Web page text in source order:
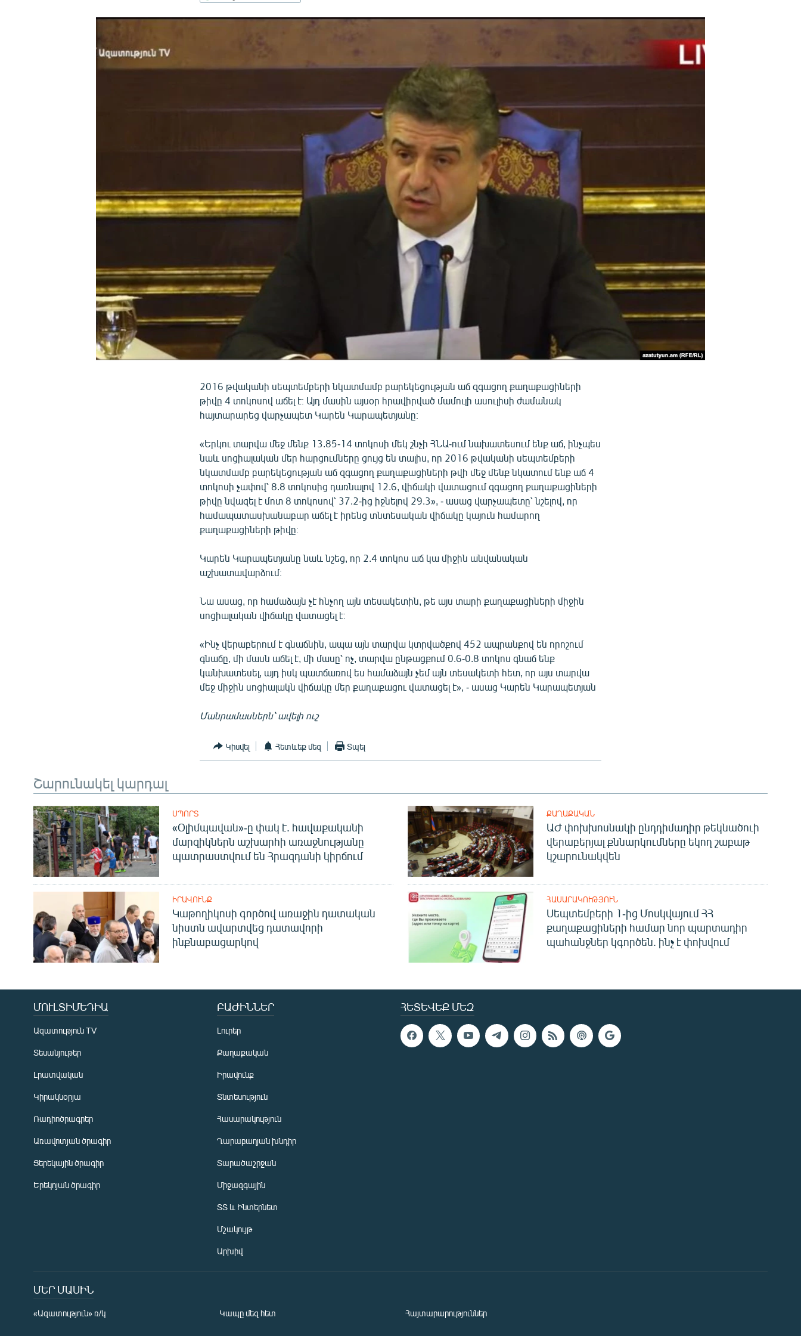
ՄԵԿՆԱԲԱՆՈՒԹՅՈՒՆ
ՁԳՏԵԼՈՎ ԼԱՎԱԳՈՒՅՆԻՆ
2016 թվականի սեպտեմբերի նկատմամբ բարեկեցության աճ զգացող քաղաքացիների
թիվը 4 տոկոսով աճել է։ Այդ մասին այսօր հրավիրված մամուլի ասուլիսի ժամանակ
հայտարարեց վարչապետ Կարեն Կարապետյանը։
«Երկու տարվա մեջ մենք 13.85-14 տոկոսի մեկ շնչի ՀՆԱ-ում նախատեսում ենք աճ, ինչպես
նաև սոցիալական մեր հարցումները ցույց են տալիս, որ 2016 թվականի սեպտեմբերի
նկատմամբ բարեկեցության աճ զգացող քաղաքացիների թվի մեջ մենք նկատում ենք աճ 4
տոկոսի չափով՝ 8.8 տոկոսից դառնալով 12.6, վիճակի վատացում զգացող քաղաքացիների
թիվը նվազել է մոտ 8 տոկոսով՝ 37.2-ից իջնելով 29.3», - ասաց վարչապետը՝ նշելով, որ
համապատասխանաբար աճել է իրենց տնտեսական վիճակը կայուն համարող
քաղաքացիների թիվը։
Կարեն Կարապետյանը նաև նշեց, որ 2.4 տոկոս աճ կա միջին անվանական
աշխատավարձում։
Նա ասաց, որ համաձայն չէ հնչող այն տեսակետին, թե այս տարի քաղաքացիների միջին
սոցիալական վիճակը վատացել է։
«Ինչ վերաբերում է գնաճնին, ապա այն տարվա կտրվածքով 452 ապրանքով են որոշում
գնաճը, մի մասն աճել է, մի մասը՝ ոչ, տարվա ընթացքում 0.6-0.8 տոկոս գնաճ ենք
կանխատեսել, այդ իսկ պատճառով ես համաձայն չեմ այն տեսակետի հետ, որ այս տարվա
մեջ միջին սոցիալակն վիճակը մեր քաղաքացու վատացել է», - ասաց Կարեն Կարապետյան
Մանրամասներն՝ ավելի ուշ
Կիսվել Հետևեք մեզ Տպել
Շարունակել կարդալ
ՍՊՈՐՏ
«Օլիմպավան»-ը փակ է. հավաքականի
մարզիկներն աշխարհի առաջնությանը
պատրաստվում են Հրազդանի կիրճում
ՔԱՂԱՔԱԿԱՆ
ԱԺ փոխխոսնակի ընդդիմադիր թեկնածուի
վերաբերյալ քննարկումները եկող շաբաթ
կշարունակվեն
ԻՐԱՎՈՒՆՔ
Կաթողիկոսի գործով առաջին դատական
նիստն ավարտվեց դատավորի
ինքնաբացարկով
ՀԱՍԱՐԱԿՈՒԹՅՈՒՆ
Սեպտեմբերի 1-ից Մոսկվայում ՀՀ
քաղաքացիների համար նոր պարտադիր
պահանջներ կգործեն. ինչ է փոխվում
ՀԵՏԵՎԵՔ ՄԵԶ
ՄՈՒԼՏԻՄԵԴԻԱ
Ազատություն TV
Տեսանյութեր
Լրատվական
Կիրակնօրյա
Ռադիոծրագրեր
Առավոտյան ծրագիր
Ցերեկային ծրագիր
Երեկոյան ծրագիր
ԲԱԺԻՆՆԵՐ
Լուրեր
Քաղաքական
Իրավունք
Տնտեսություն
Հասարակություն
Ղարաբաղյան խնդիր
Տարածաշրջան
Միջազգային
ՏՏ և Ինտերնետ
Մշակույթ
Արխիվ
ՄԵՐ ՄԱՍԻՆ
«Ազատություն» ռ/կ Կապը մեզ հետ Հայտարարություններ